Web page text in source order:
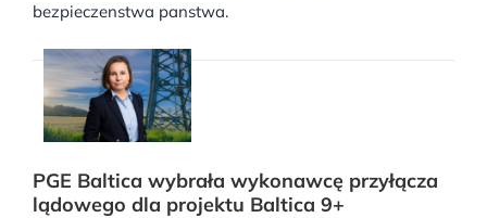
bezpieczenstwa panstwa.
PGE Baltica wybrała wykonawcę przyłącza
lądowego dla projektu Baltica 9+